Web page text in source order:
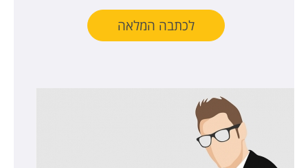
לכתבה המלאה